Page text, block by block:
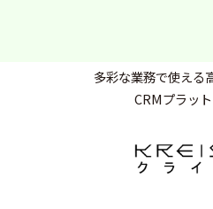
多彩な業務で使える
CRMプラッ